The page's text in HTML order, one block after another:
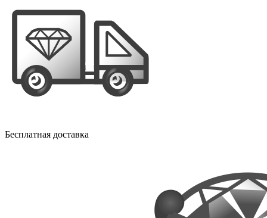
Бесплатная доставка